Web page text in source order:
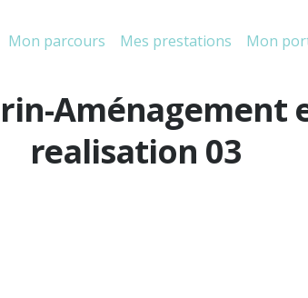
Mon parcours Mes prestations Mon
Aménagement
realisation 03